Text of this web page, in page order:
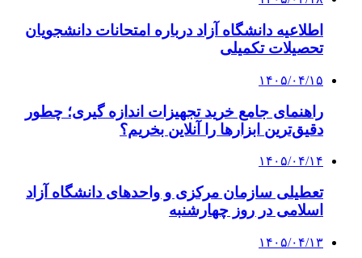
اطلاعیه دانشگاه آزاد درباره امتحانات دانشجویان
تحصیلات تکمیلی
۱۴۰۵/۰۴/۱۵
راهنمای جامع خرید تجهیزات اندازه گیری؛ چطور
دقیق‌ترین ابزارها را آنلاین بخریم؟
۱۴۰۵/۰۴/۱۴
تعطیلی سازمان مرکزی و واحدهای دانشگاه آزاد
اسلامی در روز چهارشنبه
۱۴۰۵/۰۴/۱۳